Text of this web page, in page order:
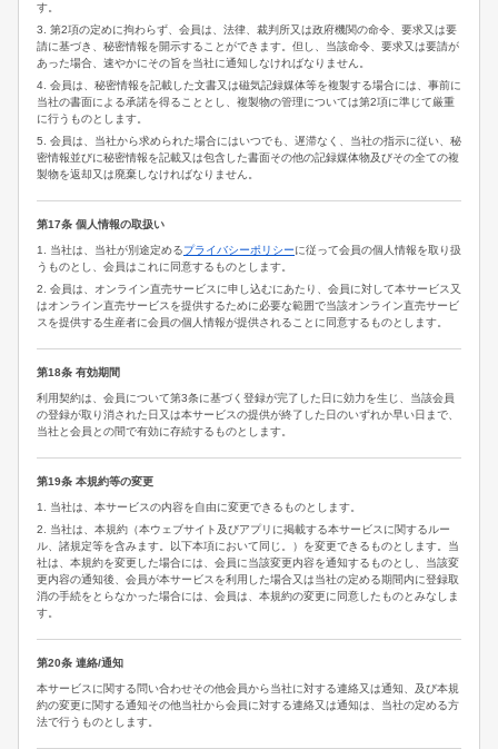
す。
3. 第2項の定めに拘わらず、会員は、法律、裁判所又は政府機関の命令、要求又は要
請に基づき、秘密情報を開示することができます。但し、当該命令、要求又は要請が
あった場合、速やかにその旨を当社に通知しなければなりません。
4. 会員は、秘密情報を記載した文書又は磁気記録媒体等を複製する場合には、事前に
当社の書面による承諾を得ることとし、複製物の管理については第2項に準じて厳重
に行うものとします。
5. 会員は、当社から求められた場合にはいつでも、遅滞なく、当社の指示に従い、秘
密情報並びに秘密情報を記載又は包含した書面その他の記録媒体物及びその全ての複
製物を返却又は廃棄しなければなりません。
第17条 個人情報の取扱い
1. 当社は、当社が別途定めるプライバシーポリシーに従って会員の個人情報を取り扱
うものとし、会員はこれに同意するものとします。
2. 会員は、オンライン直売サービスに申し込むにあたり、会員に対して本サービス又
はオンライン直売サービスを提供するために必要な範囲で当該オンライン直売サービ
スを提供する生産者に会員の個人情報が提供されることに同意するものとします。
第18条 有効期間
利用契約は、会員について第3条に基づく登録が完了した日に効力を生じ、当該会員
の登録が取り消された日又は本サービスの提供が終了した日のいずれか早い日まで、
当社と会員との間で有効に存続するものとします。
第19条 本規約等の変更
1. 当社は、本サービスの内容を自由に変更できるものとします。
2. 当社は、本規約（本ウェブサイト及びアプリに掲載する本サービスに関するルー
ル、諸規定等を含みます。以下本項において同じ。）を変更できるものとします。当
社は、本規約を変更した場合には、会員に当該変更内容を通知するものとし、当該変
更内容の通知後、会員が本サービスを利用した場合又は当社の定める期間内に登録取
消の手続をとらなかった場合には、会員は、本規約の変更に同意したものとみなしま
す。
第20条 連絡/通知
本サービスに関する問い合わせその他会員から当社に対する連絡又は通知、及び本規
約の変更に関する通知その他当社から会員に対する連絡又は通知は、当社の定める方
法で行うものとします。